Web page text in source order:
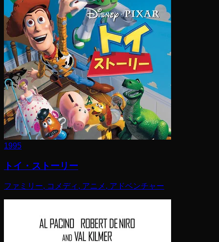
1995
トイ・ストーリー
ファミリー, コメディ, アニメ, アドベンチャー